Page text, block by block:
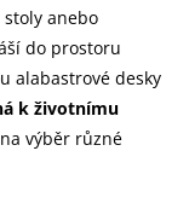
anebo
do prostoru
alabastrové desky
k životnímu
výběr různé